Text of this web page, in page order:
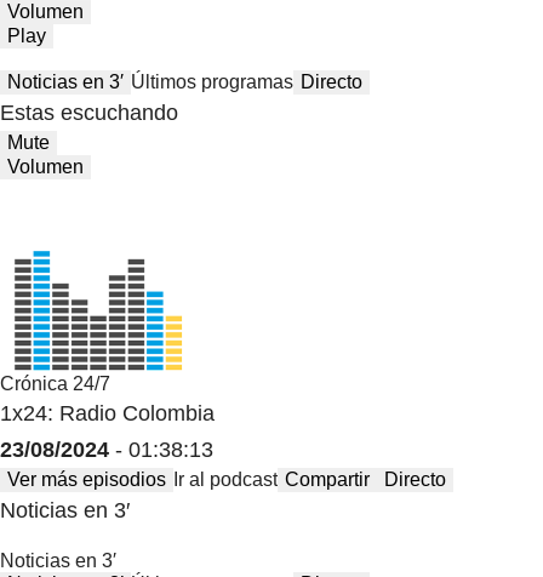
Volumen
Play
Noticias en 3′ Últimos programas Directo
Estas escuchando
Mute
Volumen
Crónica 24/7
1x24: Radio Colombia
23/08/2024 - 01:38:13
Ver más episodios Ir al podcast Compartir Directo
Noticias en 3′
Noticias en 3′